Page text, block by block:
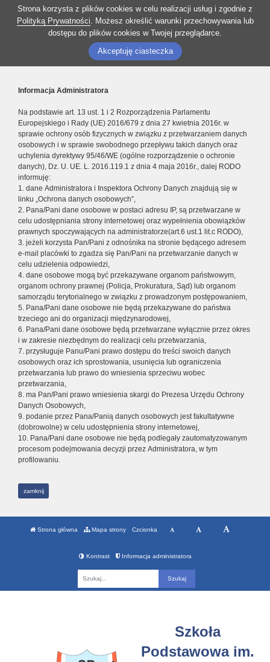
Strona korzysta z plików cookies w celu realizacji usług i zgodnie z
Polityką Prywatności. Możesz określić warunki przechowywania lub
dostępu do plików cookies w Twojej przeglądarce.
Akceptuję ciasteczka
Informacja Administratora
Na podstawie art. 13 ust. 1 i 2 Rozporządzenia Parlamentu
Europejskiego i Rady (UE) 2016/679 z dnia 27 kwietnia 2016r. w
sprawie ochrony osób fizycznych w związku z przetwarzaniem danych
osobowych i w sprawie swobodnego przepływu takich danych oraz
uchylenia dyrektywy 95/46/WE (ogólne rozporządzenie o ochronie
danych), Dz. U. UE. L. 2016.119.1 z dnia 4 maja 2016r., dalej RODO
informuję:
1. dane Administratora i Inspektora Ochrony Danych znajdują się w
linku „Ochrona danych osobowych”,
2. Pana/Pani dane osobowe w postaci adresu IP, są przetwarzane w
celu udostępniania strony internetowej oraz wypełnienia obowiązków
prawnych spoczywających na administratorze(art.6 ust.1 lit.c RODO),
3. jeżeli korzysta Pan/Pani z odnośnika na stronie będącego adresem
e-mail placówki to zgadza się Pan/Pani na przetwarzanie danych w
celu udzielenia odpowiedzi,
4. dane osobowe mogą być przekazywane organom państwowym,
organom ochrony prawnej (Policja, Prokuratura, Sąd) lub organom
samorządu terytorialnego w związku z prowadzonym postępowaniem,
5. Pana/Pani dane osobowe nie będą przekazywane do państwa
trzeciego ani do organizacji międzynarodowej,
6. Pana/Pani dane osobowe będą przetwarzane wyłącznie przez okres
i w zakresie niezbędnym do realizacji celu przetwarzania,
7. przysługuje Panu/Pani prawo dostępu do treści swoich danych
osobowych oraz ich sprostowania, usunięcia lub ograniczenia
przetwarzania lub prawo do wniesienia sprzeciwu wobec
przetwarzania,
8. ma Pan/Pani prawo wniesienia skargi do Prezesa Urzędu Ochrony
Danych Osobowych,
9. podanie przez Pana/Panią danych osobowych jest fakultatywne
(dobrowolne) w celu udostępnienia strony internetowej,
10. Pana/Pani dane osobowe nie będą podlegały zautomatyzowanym
procesom podejmowania decyzji przez Administratora, w tym
profilowaniu.
zamknij
Strona główna Mapa strony Czcionka
Kontrast Informacja administratora
Szkoła
Podstawowa im.